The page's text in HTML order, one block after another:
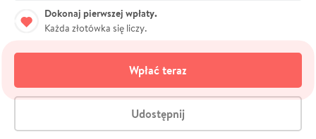
Dokonaj pierwszej wpłaty.
Każda złotówka się liczy.
Wpłać teraz
Udostępnij